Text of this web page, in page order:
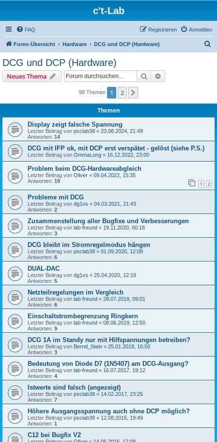
c't-Lab
FAQ Anmelden
Registrieren
Foren-Übersicht Hardware DCG und DCP (Hardware)
DCG und DCP (Hardware)
Neues Thema Suche
98 Themen 1 2
Themen
Display zeigt falsche Spannung
Letzter Beitrag von psclab38 « 23.08.2024, 21:49
Antworten: 14
DCG mit IFP ok, mit DCP erst verspätet - gelöst (siehe P.S.)
Letzter Beitrag von OmmaLong « 16.12.2022, 23:00
Problem beim DCG-Hardwareabgleich
Letzter Beitrag von Oliver « 09.04.2022, 15:35
Antworten: 19 1 2
Probleme mit DCG
Letzter Beitrag von dg1vs « 04.03.2021, 21:43
Antworten: 2
Zusammenstellung aller Bugfixe und Verbesserungen
Letzter Beitrag von lab-freund « 19.11.2020, 00:18
Antworten: 3
DCG bleibt im Stromregelmodus hängen
Letzter Beitrag von psclab38 « 01.09.2020, 12:08
Antworten: 6
DUAL-DAC
Letzter Beitrag von dg1vs « 25.04.2020, 12:19
Antworten: 5
Netzteilregelungen im Vergleich
Letzter Beitrag von lab-freund « 28.07.2019, 09:01
Antworten: 6
Einschaltstrombegrenzung Ringkern
Letzter Beitrag von lab-freund « 08.06.2019, 12:50
Antworten: 9
DCG 1A im Standy nur mit Hilfspannungen betreiben?
Letzter Beitrag von Bernd_Stein « 25.01.2018, 16:50
Antworten: 3
Bedeutung von Diode D7 (1N5407) am DCG-Ausgang?
Letzter Beitrag von lab-freund « 16.07.2017, 19:12
Antworten: 4
Istwerte sind falsch (angezeigt)
Letzter Beitrag von psclab38 « 14.02.2017, 23:25
Antworten: 7
Höhere Ausgangsspannung auch ohne DCP möglich?
Letzter Beitrag von psclab38 « 12.08.2016, 19:49
Antworten: 1
C12 bei Bugfix V2